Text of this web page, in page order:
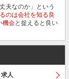
夫なのか」という
のは会社を知る良
機会と捉えると良い
人